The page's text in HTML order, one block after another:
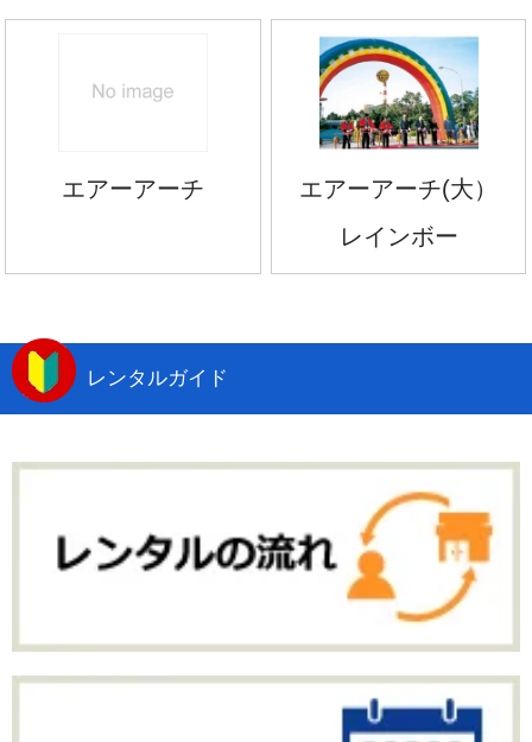
エアーアーチ
エアーアーチ(大）
レインボー
レンタルガイド